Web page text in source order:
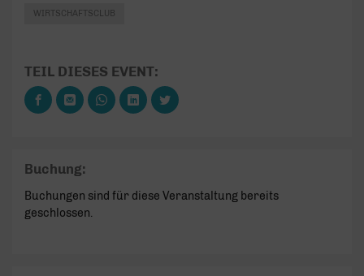
WIRTSCHAFTSCLUB
TEIL DIESES EVENT:
Buchung:
Buchungen sind für diese Veranstaltung bereits
geschlossen.